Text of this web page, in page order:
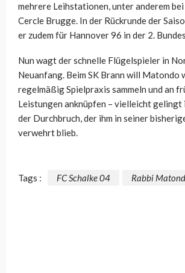
mehrere Leihstationen, unter anderem
Cercle Brugge. In der Rückrunde der
er zudem für Hannover 96 in der 2.
Nun wagt der schnelle Flügelspieler in
Neuanfang. Beim SK Brann will Matondo
regelmäßig Spielpraxis sammeln und an
Leistungen anknüpfen – vielleicht gelingt
der Durchbruch, der ihm in seiner
verwehrt blieb.
Tags : FC Schalke 04 Rabbi